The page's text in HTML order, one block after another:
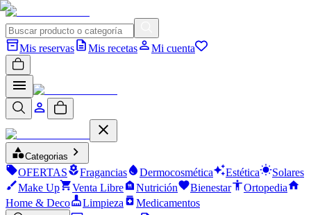
Mis reservas Mis recetas Mi cuenta
Categorias
OFERTAS Fragancias Dermocosmética Estética
Solares
Make Up
Venta Libre Nutrición Bienestar
Ortopedia
Home & Deco
Limpieza Medicamentos